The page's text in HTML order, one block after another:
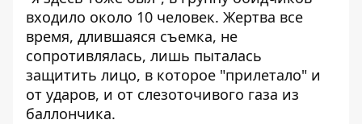
входило около 10 человек. Жертва все
время, длившаяся съемка, не
сопротивлялась, лишь пыталась
защитить лицо, в которое "прилетало" и
от ударов, и от слезоточивого газа из
баллончика.